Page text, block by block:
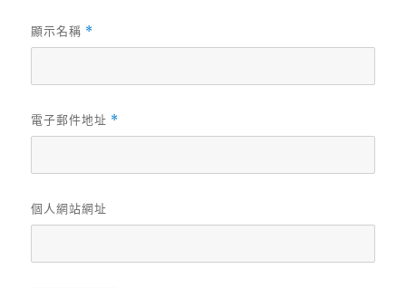
顯示名稱 *
電子郵件地址 *
個人網站網址